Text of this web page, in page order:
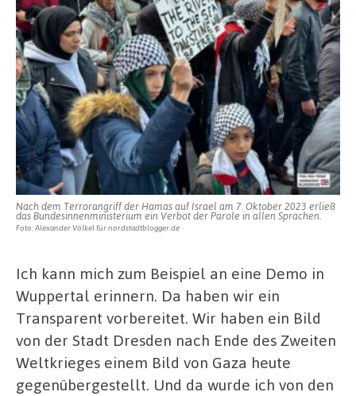
Nach dem Terrorangriff der Hamas auf Israel am 7. Oktober 2023 erließ
das Bundesinnenministerium ein Verbot der Parole in allen Sprachen.
Foto: Alexander Völkel für nordstadtblogger.de
Ich kann mich zum Beispiel an eine Demo in
Wuppertal erinnern. Da haben wir ein
Transparent vorbereitet. Wir haben ein Bild
von der Stadt Dresden nach Ende des Zweiten
Weltkrieges einem Bild von Gaza heute
gegenübergestellt. Und da wurde ich von den